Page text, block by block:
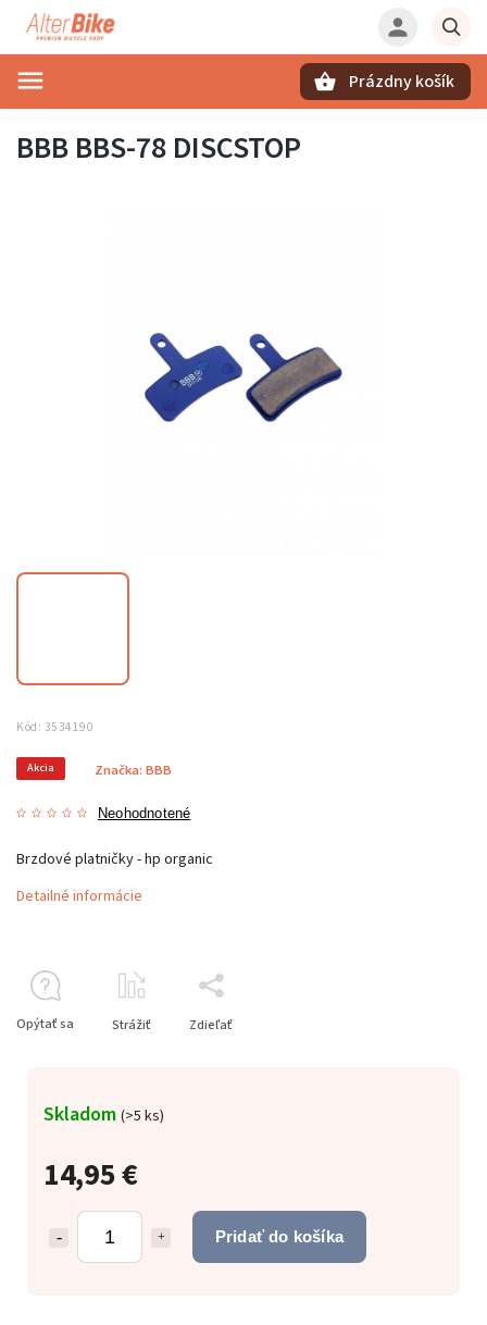
Prázdny košík
BBB BBS-78 DISCSTOP
Kód: 3534190
Akcia
Neohodnotené
Značka: BBB
14,95 €
Pridať do košíka
Skladom (>5 ks)
Brzdové platničky - hp organic
Detailné informácie
Opýtať sa Strážiť Zdieľať